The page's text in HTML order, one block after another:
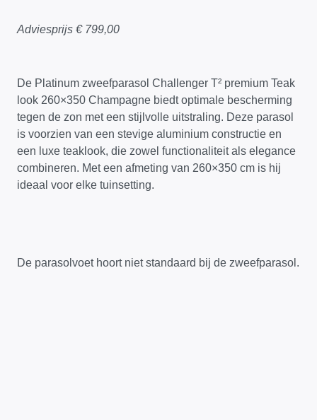
Adviesprijs €799,00
De Platinum zweefparasol Challenger T² premium Teak
look 260×350 Champagne biedt optimale bescherming
tegen de zon met een stijlvolle uitstraling. Deze parasol
is voorzien van een stevige aluminium constructie en
een luxe teaklook, die zowel functionaliteit als elegance
combineren. Met een afmeting van 260×350 cm is hij
ideaal voor elke tuinsetting.
De parasolvoet hoort niet standaard bij de zweefparasol.